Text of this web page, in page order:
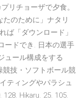
リチョーザで夕食。
のために」ナタリ
ば「ダウンロード」
ードでき. 日本の選手
ュール構成をする
競技・ソフトボール競
ティングやパラシュ
Hikaru. 25. 105.